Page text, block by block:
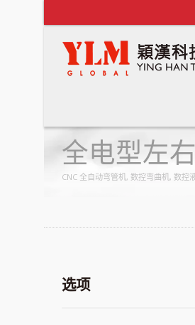
全电型左
CNC 全自动弯管机, 数控弯曲机, 数控
选项